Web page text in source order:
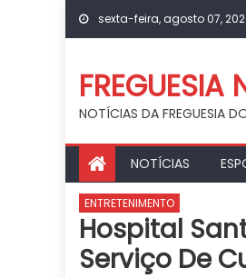
Skip
sexta-feira, agosto 07,
FREGUESIA
NOTÍCIAS DA FREGUESIA
NOTÍCIAS
ENTRETENIMENTO
Hospital
Serviço De